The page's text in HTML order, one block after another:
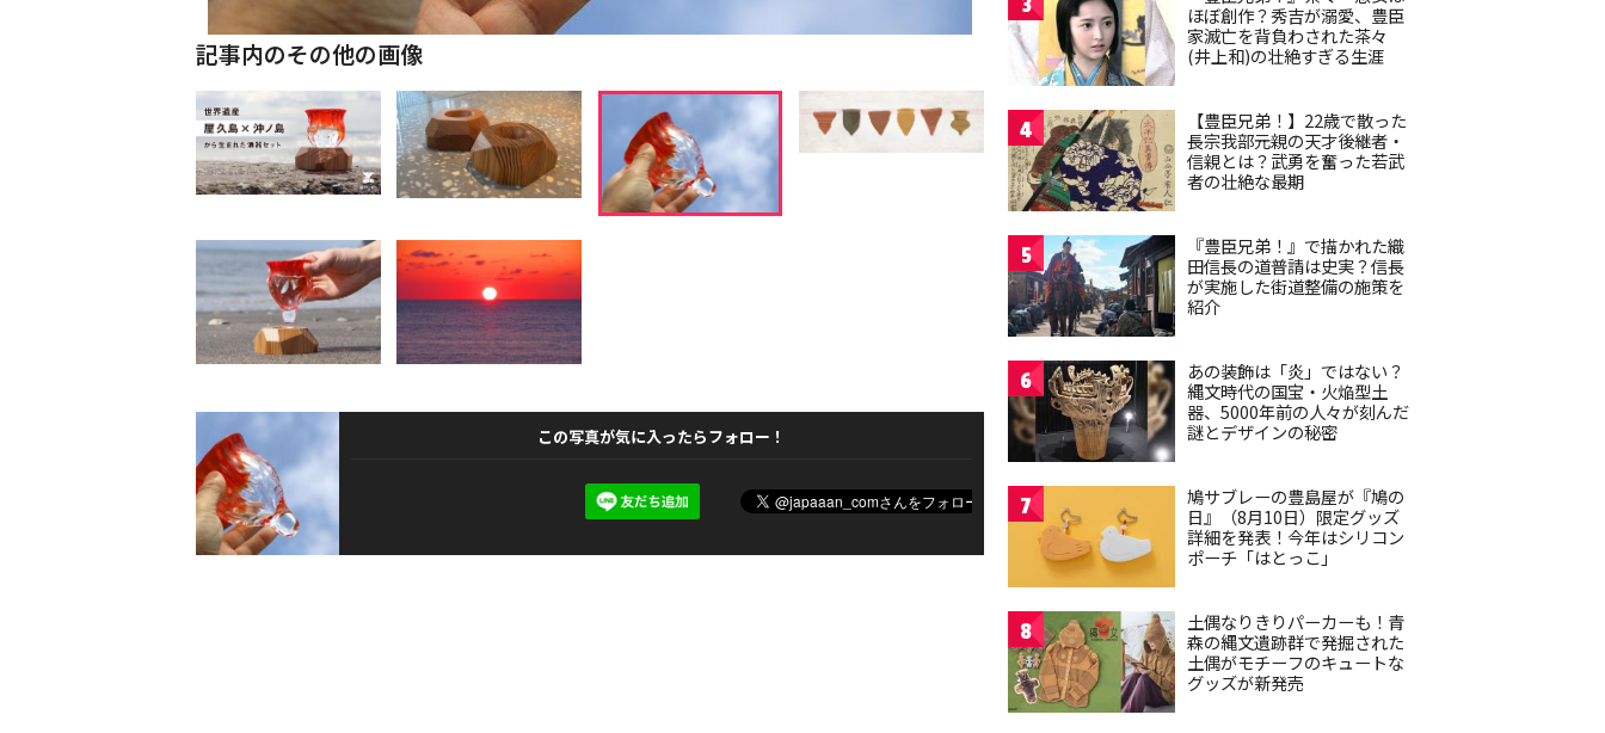
記事内のその他の画像
この写真が気に入ったらフォロー！
ほぼ創作？秀吉が溺愛、豊臣
家滅亡を背負わされた茶々
(井上和)の壮絶すぎる生涯
4
【豊臣兄弟！】22歳で散った
長宗我部元親の天才後継者・
信親とは？武勇を奮った若武
者の壮絶な最期
5
『豊臣兄弟！』で描かれた織
田信長の道普請は史実？信長
が実施した街道整備の施策を
紹介
6
あの装飾は「炎」ではない？
縄文時代の国宝・火焔型土
器、5000年前の人々が刻んだ
謎とデザインの秘密
7
鳩サブレーの豊島屋が『鳩の
日』（8月10日）限定グッズ
詳細を発表！今年はシリコン
ポーチ「はとっこ」
8
土偶なりきりパーカーも！青
森の縄文遺跡群で発掘された
土偶がモチーフのキュートな
グッズが新発売